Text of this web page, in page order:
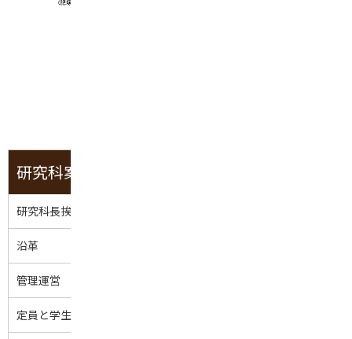
研究科案内
研究科長挨拶
沿革
管理運営
定員と学生数